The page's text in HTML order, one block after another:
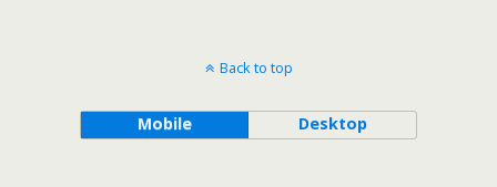
Back to top
Mobile Desktop